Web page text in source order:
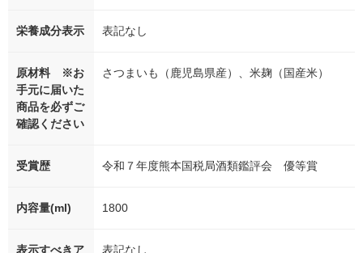
栄養成分表示 表記なし
原材料 ※お
手元に届いた
商品を必ずご
確認ください
さつまいも（鹿児島県産）、米麹（国産米）
受賞歴 令和７年度熊本国税局酒類鑑評会 優等賞
内容量(ml) 1800
表示すべきア 表記なし